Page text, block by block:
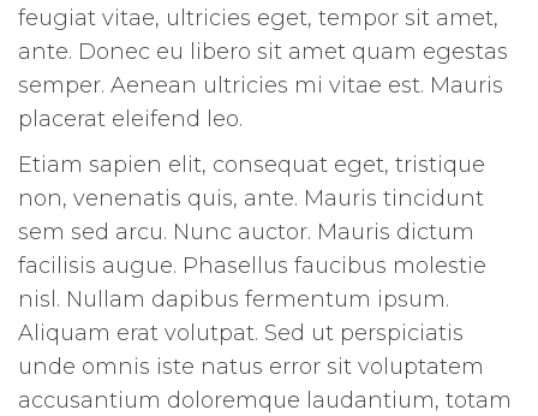
feugiat vitae, ultricies eget, tempor sit amet,
ante. Donec eu libero sit amet quam egestas
semper. Aenean ultricies mi vitae est. Mauris
placerat eleifend leo.
Etiam sapien elit, consequat eget, tristique
non, venenatis quis, ante. Mauris tincidunt
sem sed arcu. Nunc auctor. Mauris dictum
facilisis augue. Phasellus faucibus molestie
nisl. Nullam dapibus fermentum ipsum.
Aliquam erat volutpat. Sed ut perspiciatis
unde omnis iste natus error sit voluptatem
accusantium doloremque laudantium, totam